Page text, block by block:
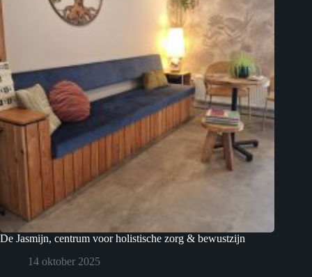
De Jasmijn, centrum voor holistische zorg & bewustzijn
14 oktober 2025